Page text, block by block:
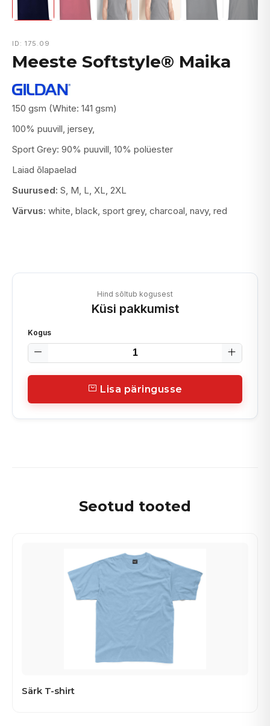
ID: 175.09
Meeste Softstyle® Maika
150 gsm (White: 141 gsm)
100% puuvill, jersey,
Sport Grey: 90% puuvill, 10% polüester
Laiad õlapaelad
Suurused: S, M, L, XL, 2XL
Värvus: white, black, sport grey, charcoal, navy, red
Hind sõltub kogusest
Küsi pakkumist
Kogus
Lisa päringusse
Seotud tooted
Särk T-shirt